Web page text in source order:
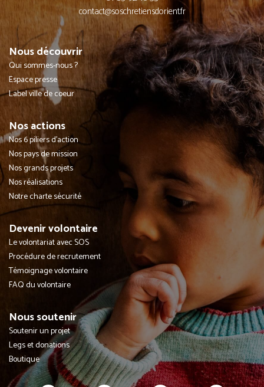
contact@soschretiensdorient.fr
Nous découvrir
Qui sommes-nous ?
Espace presse
Label ville de coeur
Nos actions
Nos 6 piliers d'action
Nos pays de mission
Nos grands projets
Nos réalisations
Notre charte sécurité
Devenir volontaire
Le volontariat avec SOS
Procédure de recrutement
Témoignage volontaire
FAQ du volontaire
Nous soutenir
Soutenir un projet
Legs et donations
Boutique